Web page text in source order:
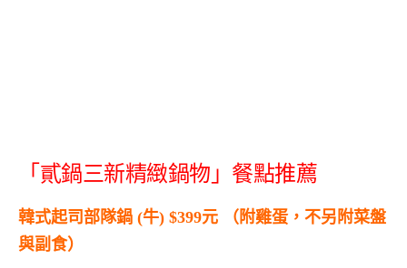
「貳鍋三新精緻鍋物」餐點推薦
韓式起司部隊鍋 (牛) $399元 （附雞蛋，不另附菜盤
與副食）